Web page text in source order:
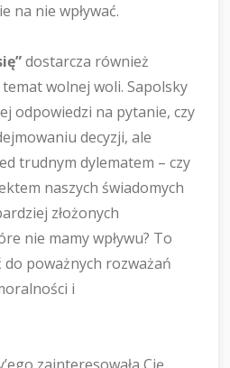
na nie wpływać.
dostarcza również
wolnej woli. Sapolsky
odpowiedzi na pytanie, czy
decyzji, ale
trudnym dylematem – czy
naszych świadomych
złożonych
nie mamy wpływu? To
do poważnych rozważań
i